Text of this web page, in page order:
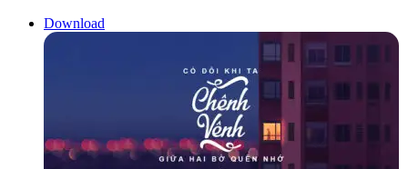
Download